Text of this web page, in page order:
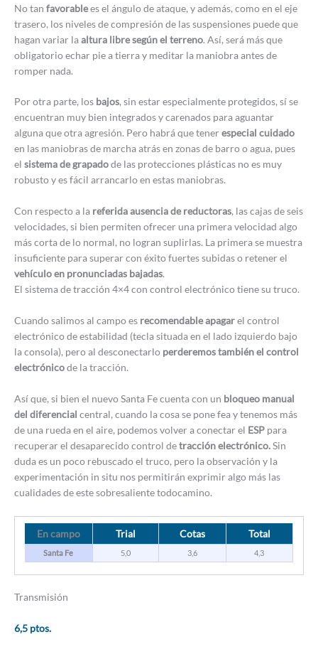
No tan favorablees el ángulo de ataque, y además, como en el eje
trasero, los niveles de compresión de las suspensiones puede que
hagan variar laaltura libre según el terreno. Así, será más que
obligatorio echar pie a tierra y meditar la maniobra antes de
romper nada.
Por otra parte, los bajos, sin estar especialmente protegidos, sí se
encuentran muy bien integrados y carenados para aguantar
alguna que otra agresión. Pero habrá que tenerespecial cuidado
en las maniobras de marcha atrás en zonas de barro o agua, pues
el sistema de grapadode las protecciones plásticas no es muy
robusto y es fácil arrancarlo en estas maniobras.
Con respecto a la referida ausencia de reductoras, las cajas de seis
velocidades, si bien permiten ofrecer una primera velocidad algo
más corta de lo normal, no logran suplirlas. La primera se muestra
insuficiente para superar con éxito fuertes subidas o retener el
vehículo en pronunciadas bajadas.
El sistema de tracción 4×4 con control electrónico tiene su truco.
Cuando salimos al campo es recomendable apagarel control
electrónico de estabilidad (tecla situada en el lado izquierdo bajo
la consola), pero al desconectarlo perderemos también el control
electrónicode la tracción.
Así que, si bien el nuevo Santa Fe cuenta con un bloqueo manual
del diferencial central, cuando la cosa se pone fea y tenemos más
de una rueda en el aire, podemos volver a conectar el ESP para
recuperar el desaparecido control detracción electrónico.Sin
duda es un poco rebuscado el truco, pero la observación y la
experimentación in situ nos permitirán exprimir algo más las
cualidades de este sobresaliente todocamino.
En campo Trial Cotas Total
Santa Fe 5,0 3,6 4,3
Transmisión
6,5 ptos.